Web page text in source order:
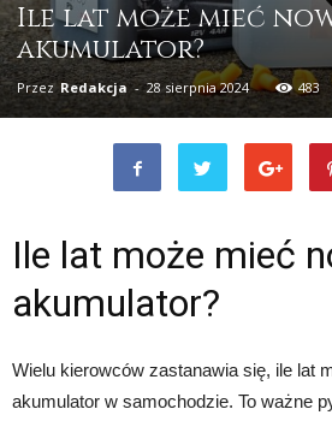
Ile lat może mieć
akumulator?
Przez Redakcja - 28 sierpnia 2024 483
Ile lat może mieć
akumulator?
Wielu kierowców zastanawia się, ile lat
akumulator w samochodzie. To ważne